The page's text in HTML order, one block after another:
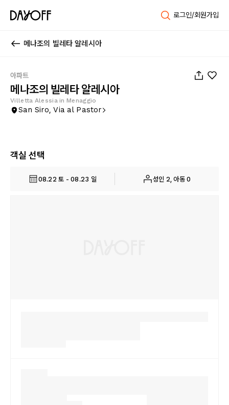
로그인/회원가입
메나조의 빌레타 알레시아
아파트
메나조의 빌레타 알레시아
Villetta Alessia in Menaggio
San Siro, Via al Pastor
객실 선택
08.22 토 - 08.23 일 성인 2, 아동 0